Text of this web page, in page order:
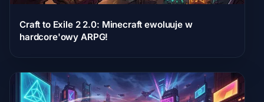
Craft to Exile 2 2.0: Minecraft ewoluuje w
hardcore'owy ARPG!